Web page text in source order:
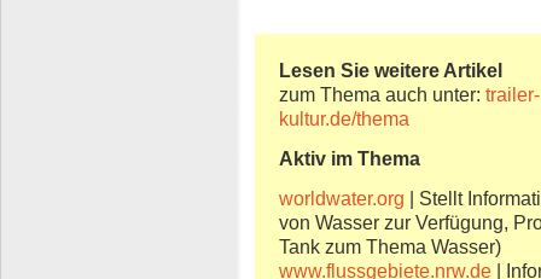
Lesen Sie weitere Artikel
zum Thema auch unter:
kultur.de/thema
Aktiv im Thema
worldwater.org | Stellt
von Wasser zur Verfügung,
Tank zum Thema Wasser)
www.flussgebiete.nrw.de |